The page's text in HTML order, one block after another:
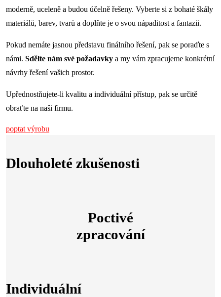
moderně, uceleně a budou účelně řešeny. Vyberte si z bohaté škály
materiálů, barev, tvarů a doplňte je o svou nápaditost a fantazii.
Pokud nemáte jasnou představu finálního řešení, pak se poraďte s
námi. Sdělte nám své požadavky a my vám zpracujeme konkrétní
návrhy řešení vašich prostor.
Upřednostňujete-li kvalitu a individuální přístup, pak se určitě
obraťte na naši firmu.
poptat výrobu
Dlouholeté zkušenosti
Poctivé
zpracování
Individuální